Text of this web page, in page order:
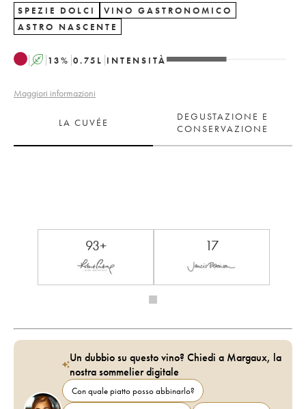
SPEZIE DOLCI
VINO GASTRONOMICO
ASTRO NASCENTE
A 13% 0.75 L INTENSITÀ
Maggiori informazioni
LA CUVÉE
DEGUSTAZIONE E
CONSERVAZIONE
93+ 17
Un dubbio su questo vino? Chiedi a Margaux, la
nostra sommelier digitale
Con quale piatto posso abbinarlo?